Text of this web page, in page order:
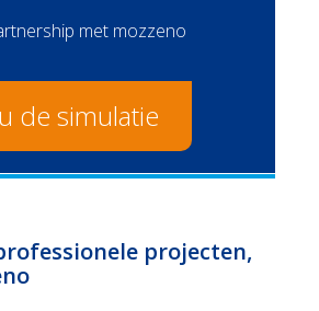
met mozzeno
de simulatie
projecten,